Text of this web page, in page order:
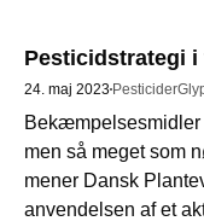
Pesticidstrategi
24. maj 2023 Pesticider
Bekæmpelsesmidler
men så meget som
mener Dansk
anvendelsen af et